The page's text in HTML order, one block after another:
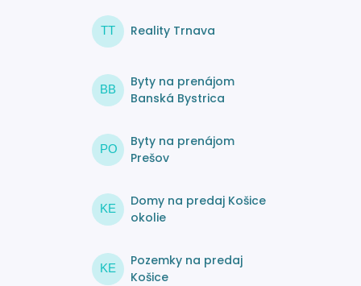
TT Reality Trnava
BB
Byty na prenájom
Banská Bystrica
PO
Byty na prenájom
Prešov
KE
Domy na predaj Košice
okolie
KE
Pozemky na predaj
Košice